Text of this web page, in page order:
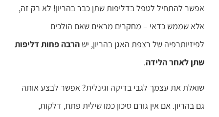
אפשר להתחיל לטפל בדליפות שתן כבר בהריון! לא רק זה,
אלא שממש כדאי – מחקרים מראים שאם הולכים
לפיזיותרפיה של רצפת האגן בהריון, יש הרבה פחות דליפות
שתן לאחר הלידה.
שואלת את עצמך לגבי בדיקה וגינלית? אפשר לבצע אותה
גם בהריון. אם אין גורם סיכון כמו שילית פתח, דלקות,